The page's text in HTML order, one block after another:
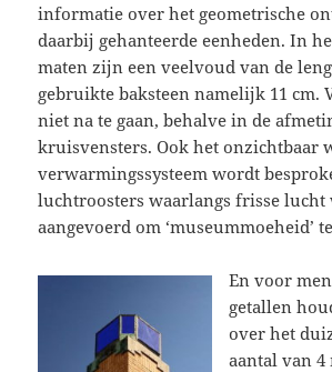
informatie over het geometrische
daarbij gehanteerde eenheden. In
maten zijn een veelvoud van de
gebruikte baksteen namelijk 11 cm.
niet na te gaan, behalve in de
kruisvensters. Ook het onzichtbaar
verwarmingssysteem wordt
luchtroosters waarlangs frisse lucht
aangevoerd om ‘museummoeheid’
En voor
getallen
over het
aantal van